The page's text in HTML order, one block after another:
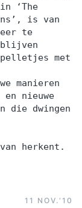
‘The
is van
te
met
manieren
nieuwe
dwingen
herkent.
11 NOV.‘10